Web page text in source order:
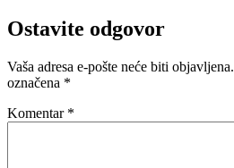
Ostavite odgovor
Vaša adresa e-pošte neće biti objavljena.
označena *
Komentar *